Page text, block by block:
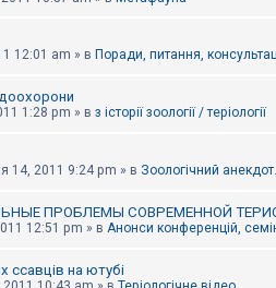
12:01 am » в Поради, питання,
1:28 pm » в з історії зоології / теріології
14, 2011 9:24 pm » в Зоологічний анекдот.
ПРОБЛЕМЫ СОВРЕМЕННОЙ
12:51 pm » в Анонси конференцій,
ссавців на ютубі